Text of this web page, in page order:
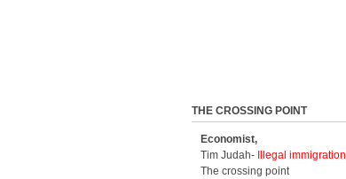
THE CROSSING POINT
Economist,
Tim Judah-
Illegal immigration
The crossing point